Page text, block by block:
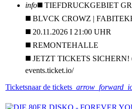
info◼️ TIEFDRUCKGEBIET
◼️ BLVCK CROWZ |
◼️ 20.11.2026 I 21:00 UHR
◼️ REMONTEHALLE
◼️ JETZT TICKETS SICHERN!
events.ticket.io/
Ticketsnaar de tickets